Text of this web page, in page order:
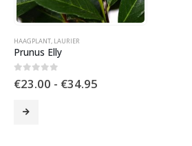
HAAGPLANT, LAURIER
Prunus Elly
0out of 5
€23.00 - €34.95